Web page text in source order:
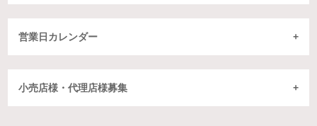
営業日カレンダー
小売店様・代理店様募集